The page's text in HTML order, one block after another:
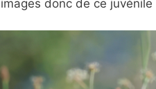
donc de ce